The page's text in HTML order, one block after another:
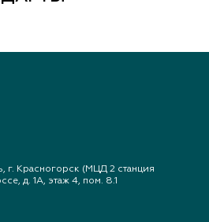
г. Красногорск (МЦД 2 станция
д. 1А, этаж 4, пом. 8.1